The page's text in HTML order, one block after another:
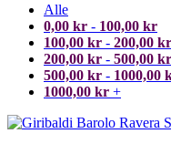
Alle
0,00 kr - 100,00 kr
100,00 kr - 200,00 kr
200,00 kr - 500,00 kr
500,00 kr - 1000,00
1000,00 kr +